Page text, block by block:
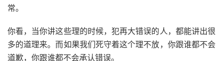
常。
你看，当你讲这些理的时候，犯再大错误的人，都能讲出很
多的道理来。而如果我们死守着这个理不放，你跟谁都不会
道歉，你跟谁都不会承认错误。